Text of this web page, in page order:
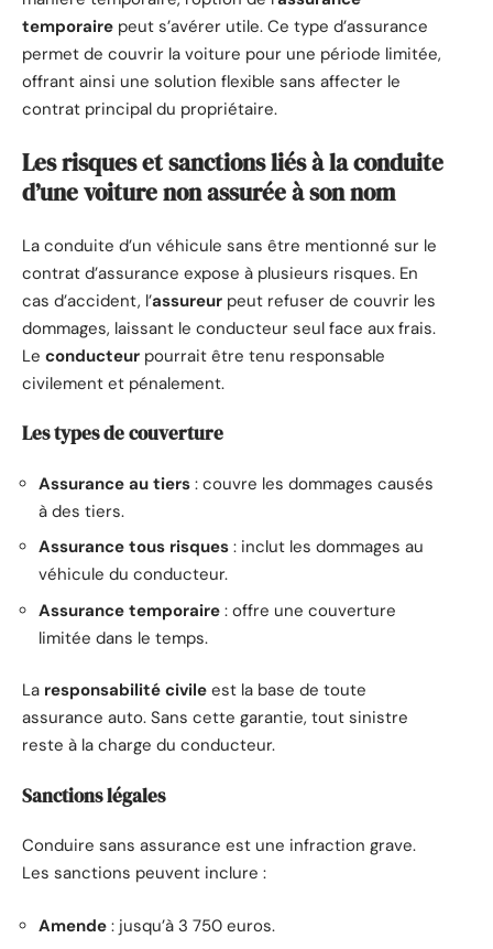
temporaire peut s’avérer utile. Ce type d’assurance
permet de couvrir la voiture pour une période limitée,
offrant ainsi une solution flexible sans affecter le
contrat principal du propriétaire.
Les risques et sanctions liés à la conduite
d’une voiture non assurée à son nom
La conduite d’un véhicule sans être mentionné sur le
contrat d’assurance expose à plusieurs risques. En
cas d’accident, l’assureur peut refuser de couvrir les
dommages, laissant le conducteur seul face aux frais.
Le conducteur pourrait être tenu responsable
civilement et pénalement.
Les types de couverture
Assurance au tiers : couvre les dommages causés
à des tiers.
Assurance tous risques : inclut les dommages au
véhicule du conducteur.
Assurance temporaire : offre une couverture
limitée dans le temps.
La responsabilité civile est la base de toute
assurance auto. Sans cette garantie, tout sinistre
reste à la charge du conducteur.
Sanctions légales
Conduire sans assurance est une infraction grave.
Les sanctions peuvent inclure :
Amende : jusqu’à 3 750 euros.